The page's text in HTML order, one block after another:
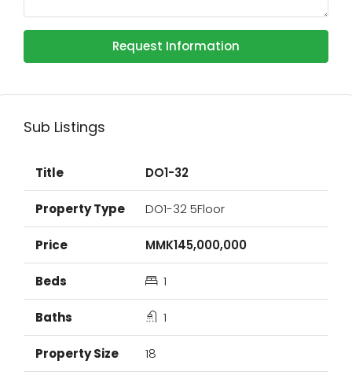
Request Information
Sub Listings
DO1-32
DO1-32 5Floor
MMK145,000,000
1
1
18